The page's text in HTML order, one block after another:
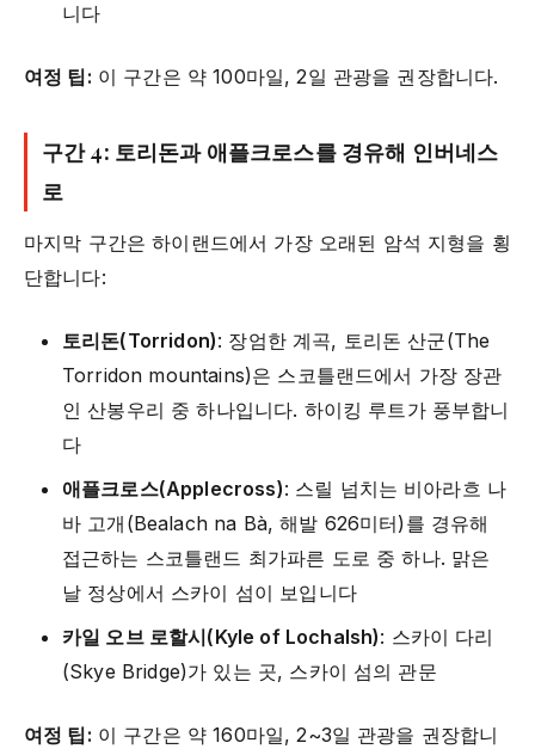
니다
여정 팁: 이 구간은 약 100마일, 2일 관광을 권장합니다.
구간 4: 토리돈과 애플크로스를 경유해 인버네스
로
마지막 구간은 하이랜드에서 가장 오래된 암석 지형을 횡
단합니다:
토리돈(Torridon): 장엄한 계곡, 토리돈 산군(The
Torridon mountains)은 스코틀랜드에서 가장 장관
인 산봉우리 중 하나입니다. 하이킹 루트가 풍부합니
다
애플크로스(Applecross): 스릴 넘치는 비아라흐 나
바 고개(Bealach na Bà, 해발 626미터)를 경유해
접근하는 스코틀랜드 최가파른 도로 중 하나. 맑은
날 정상에서 스카이 섬이 보입니다
카일 오브 로할시(Kyle of Lochalsh): 스카이 다리
(Skye Bridge)가 있는 곳, 스카이 섬의 관문
여정 팁: 이 구간은 약 160마일, 2~3일 관광을 권장합니